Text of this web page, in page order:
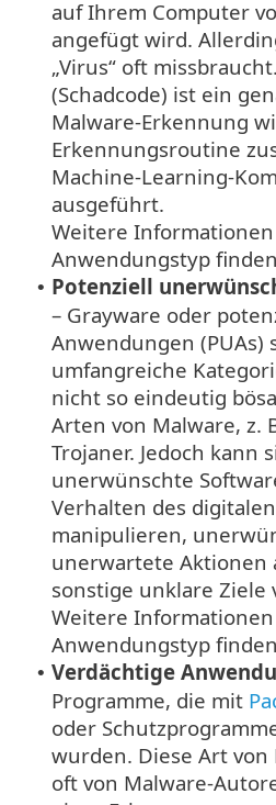
auf Ihrem Computer
angefügt wird.
„Virus“ oft
(Schadcode) ist ein
Malware-Erkennung
Erkennungsroutine
Machine-Learning-
ausgeführt.
Weitere
Anwendungstyp
• Potenziell
– Grayware oder
Anwendungen (PUAs)
umfangreiche
nicht so eindeutig
Arten von Malware, z.
Trojaner. Jedoch kann
unerwünschte
Verhalten des
manipulieren,
unerwartete Aktionen
sonstige unklare Ziele
Weitere
Anwendungstyp
• Verdächtige
Programme, die mit
oder
wurden. Diese Art
oft von Malware-